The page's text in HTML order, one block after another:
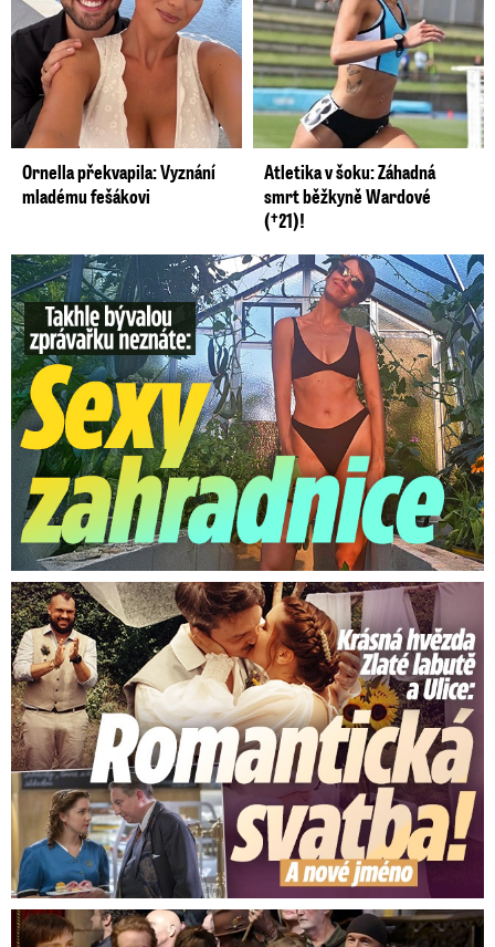
Ornella překvapila: Vyznání
mladému fešákovi
Atletika v šoku: Záhadná
smrt běžkyně Wardové
(†21)!
Takhle slavnou moderátorku neznáte: Lašková pečuje o ...
Krásná hvězda Zlaté labutě a Ulice: Romantická svatba
Nejsilnější momenty z pohřbu Glena Hansarda (†56)